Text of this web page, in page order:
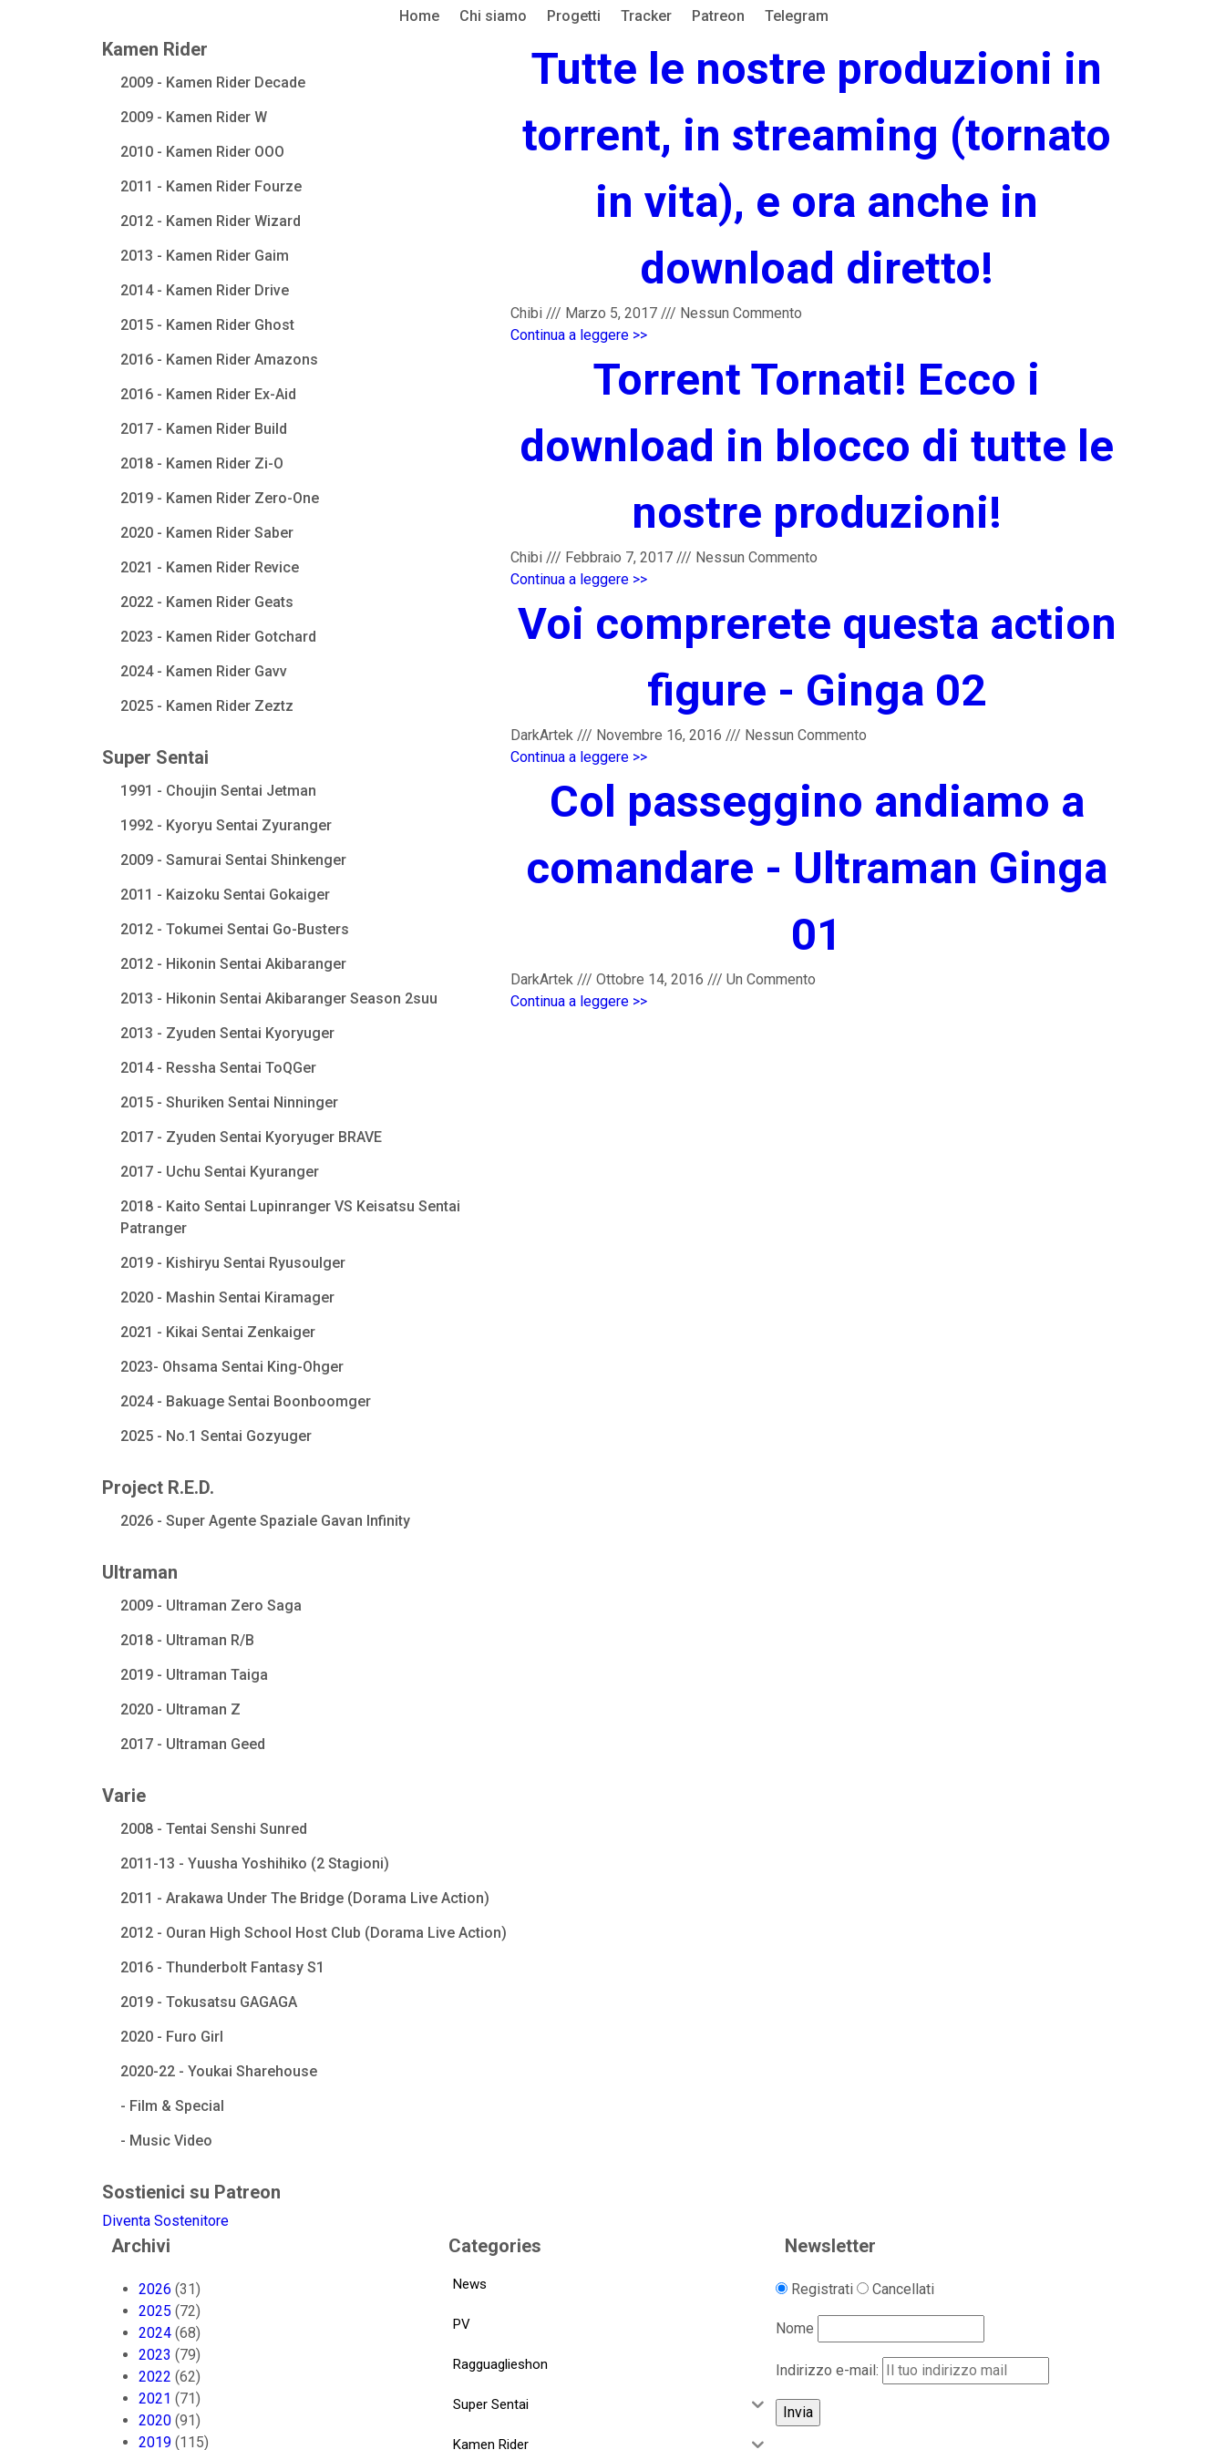
Home Chi siamo Progetti Tracker Patreon Telegram
Kamen Rider
2009 - Kamen Rider Decade
2009 - Kamen Rider W
2010 - Kamen Rider OOO
2011 - Kamen Rider Fourze
2012 - Kamen Rider Wizard
2013 - Kamen Rider Gaim
2014 - Kamen Rider Drive
2015 - Kamen Rider Ghost
2016 - Kamen Rider Amazons
2016 - Kamen Rider Ex-Aid
2017 - Kamen Rider Build
2018 - Kamen Rider Zi-O
2019 - Kamen Rider Zero-One
2020 - Kamen Rider Saber
2021 - Kamen Rider Revice
2022 - Kamen Rider Geats
2023 - Kamen Rider Gotchard
2024 - Kamen Rider Gavv
2025 - Kamen Rider Zeztz
Super Sentai
1991 - Choujin Sentai Jetman
1992 - Kyoryu Sentai Zyuranger
2009 - Samurai Sentai Shinkenger
2011 - Kaizoku Sentai Gokaiger
2012 - Tokumei Sentai Go-Busters
2012 - Hikonin Sentai Akibaranger
2013 - Hikonin Sentai Akibaranger Season 2suu
2013 - Zyuden Sentai Kyoryuger
2014 - Ressha Sentai ToQGer
2015 - Shuriken Sentai Ninninger
2017 - Zyuden Sentai Kyoryuger BRAVE
2017 - Uchu Sentai Kyuranger
2018 - Kaito Sentai Lupinranger VS Keisatsu Sentai
Patranger
2019 - Kishiryu Sentai Ryusoulger
2020 - Mashin Sentai Kiramager
2021 - Kikai Sentai Zenkaiger
2023- Ohsama Sentai King-Ohger
2024 - Bakuage Sentai Boonboomger
2025 - No.1 Sentai Gozyuger
Project R.E.D.
2026 - Super Agente Spaziale Gavan Infinity
Ultraman
2009 - Ultraman Zero Saga
2018 - Ultraman R/B
2019 - Ultraman Taiga
2020 - Ultraman Z
2017 - Ultraman Geed
Varie
2008 - Tentai Senshi Sunred
2011-13 - Yuusha Yoshihiko (2 Stagioni)
2011 - Arakawa Under The Bridge (Dorama Live Action)
2012 - Ouran High School Host Club (Dorama Live Action)
2016 - Thunderbolt Fantasy S1
2019 - Tokusatsu GAGAGA
2020 - Furo Girl
2020-22 - Youkai Sharehouse
- Film & Special
- Music Video
Sostienici su Patreon
Diventa Sostenitore
Tutte le nostre produzioni in
torrent, in streaming (tornato
in vita), e ora anche in
download diretto!
Chibi /// Marzo 5, 2017 /// Nessun Commento
Continua a leggere >>
Torrent Tornati! Ecco i
download in blocco di tutte le
nostre produzioni!
Chibi /// Febbraio 7, 2017 /// Nessun Commento
Continua a leggere >>
Voi comprerete questa action
figure - Ginga 02
DarkArtek /// Novembre 16, 2016 /// Nessun Commento
Continua a leggere >>
Col passeggino andiamo a
comandare - Ultraman Ginga
01
DarkArtek /// Ottobre 14, 2016 /// Un Commento
Continua a leggere >>
Archivi
2026 (31)
2025 (72)
2024 (68)
2023 (79)
2022 (62)
2021 (71)
2020 (91)
2019 (115)
Categories
News
PV
Ragguaglieshon
Super Sentai
Kamen Rider
Newsletter
Registrati Cancellati
Nome
Indirizzo e-mail: